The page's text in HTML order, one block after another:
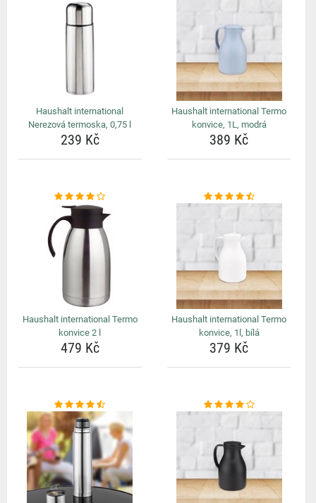
Haushalt international
Nerezová termoska, 0,75 l
239 Kč
Haushalt international Termo
konvice, 1L, modrá
389 Kč
Haushalt international Termo
konvice 2 l
479 Kč
Haushalt international Termo
konvice, 1l, bílá
379 Kč